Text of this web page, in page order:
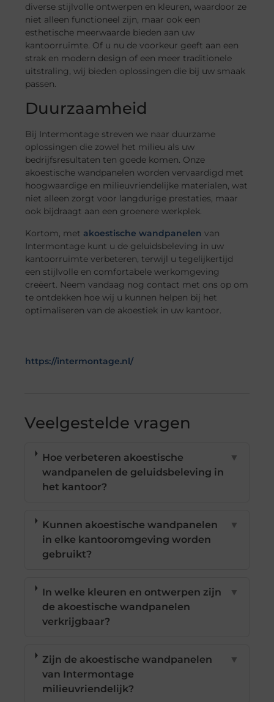
diverse stijlvolle ontwerpen en kleuren, waardoor ze
niet alleen functioneel zijn, maar ook een
esthetische meerwaarde bieden aan uw
kantoorruimte. Of u nu de voorkeur geeft aan een
strak en modern design of een meer traditionele
uitstraling, wij bieden oplossingen die bij uw smaak
passen.
Duurzaamheid
Bij Intermontage streven we naar duurzame
oplossingen die zowel het milieu als uw
bedrijfsresultaten ten goede komen. Onze
akoestische wandpanelen worden vervaardigd met
hoogwaardige en milieuvriendelijke materialen, wat
niet alleen zorgt voor langdurige prestaties, maar
ook bijdraagt aan een groenere werkplek.
Kortom, met akoestische wandpanelen van
Intermontage kunt u de geluidsbeleving in uw
kantoorruimte verbeteren, terwijl u tegelijkertijd
een stijlvolle en comfortabele werkomgeving
creëert. Neem vandaag nog contact met ons op om
te ontdekken hoe wij u kunnen helpen bij het
optimaliseren van de akoestiek in uw kantoor.
https://intermontage.nl/
Veelgestelde vragen
Hoe verbeteren akoestische
wandpanelen de geluidsbeleving in
het kantoor?
▼
Kunnen akoestische wandpanelen
in elke kantooromgeving worden
gebruikt?
▼
In welke kleuren en ontwerpen zijn
de akoestische wandpanelen
verkrijgbaar?
▼
Zijn de akoestische wandpanelen
van Intermontage
milieuvriendelijk?
▼